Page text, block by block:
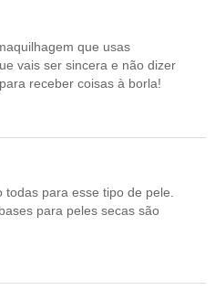
que usas
vais ser sincera e não dizer
receber coisas à borla!
para esse tipo de pele.
para peles secas são